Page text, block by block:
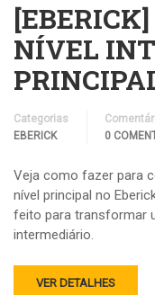
NÍVEL
Categorias
EBERICK
0
Veja como fazer para
nível principal no
feito para transformar
intermediário.
VER DETALHES